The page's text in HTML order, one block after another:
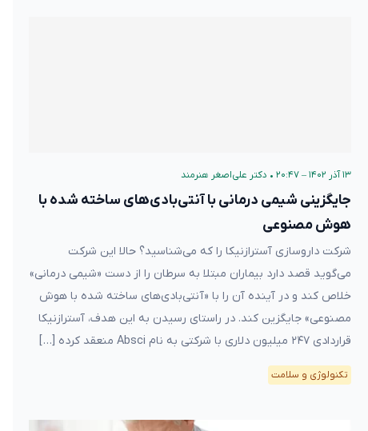
۱۳ آذر ۱۴۰۲ – ۲۰:۴۷ • دکتر علی‌اصغر هنرمند
جایگزینی شیمی درمانی با آنتی‌بادی‌های ساخته شده با
هوش مصنوعی
شرکت داروسازی آسترازنیکا را که می‌شناسید؟ حالا این شرکت
می‌گوید قصد دارد بیماران مبتلا به سرطان را از دست «شیمی درمانی»
خلاص کند و در آینده آن را با «آنتی‌بادی‌های ساخته شده با هوش
مصنوعی» جایگزین کند. در راستای رسیدن به این هدف، آسترازنیکا
قراردادی ۲۴۷ میلیون دلاری با شرکتی به نام Absci منعقد کرده […]
تکنولوژی و سلامت